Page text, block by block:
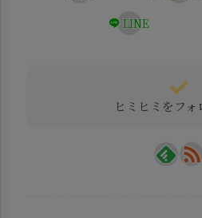
LINE
ヒミヒミをフォ